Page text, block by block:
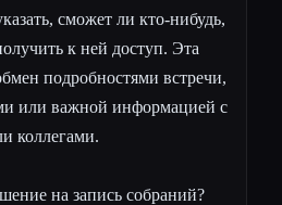
сможет ли кто-нибудь,
к ней доступ. Эта
подробностями встречи,
или важной информацией с
коллегами.
на запись собраний?